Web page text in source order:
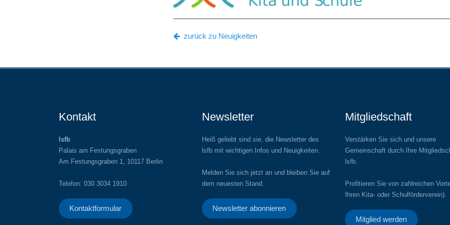
zurück zu Neuigkeiten
Kontakt
lsfb
Palais am Festungsgraben
Am Festungsgraben 1, 10117 Berlin
Telefon: 030 3034 1910
Kontaktformular
Newsletter
Heiß geliebt sind sie, die Newsletter des
lsfb mit wichtigen Infos und Neuigkeiten.
Melden Sie sich jetzt an und bleiben Sie auf
dem neuesten Stand.
Newsletter abonnieren
Mitgliedschaft
Verstärken Sie sich und unsere
Gemeinschaft durch Ihre
lsfb.
Profitieren Sie von zahlreichen
Ihren Kita- oder Schulförderverein).
Mitglied werden